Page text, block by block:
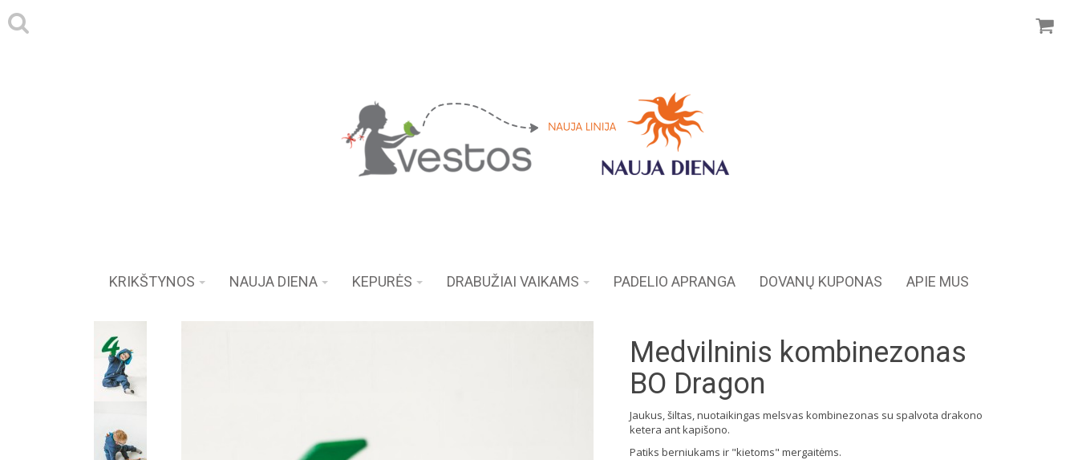
KRIKŠTYNOS NAUJA DIENA KEPURĖS DRABUŽIAI VAIKAMS PADELIO APRANGA DOVANŲ KUPONAS APIE MUS
Medvilninis kombinezonas
BO Dragon
Jaukus, šiltas, nuotaikingas melsvas kombinezonas su spalvota drakono
ketera ant kapišono.
Patiks berniukams ir "kietoms" mergaitėms.